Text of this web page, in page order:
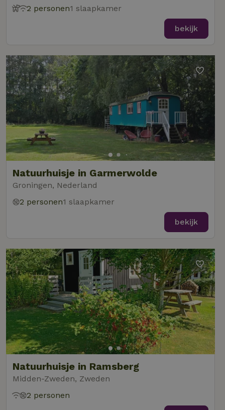
2 personen1 slaapkamer
bekijk
Natuurhuisje in Garmerwolde
Groningen, Nederland
2 personen1 slaapkamer
bekijk
Natuurhuisje in Ramsberg
Midden-Zweden, Zweden
2 personen